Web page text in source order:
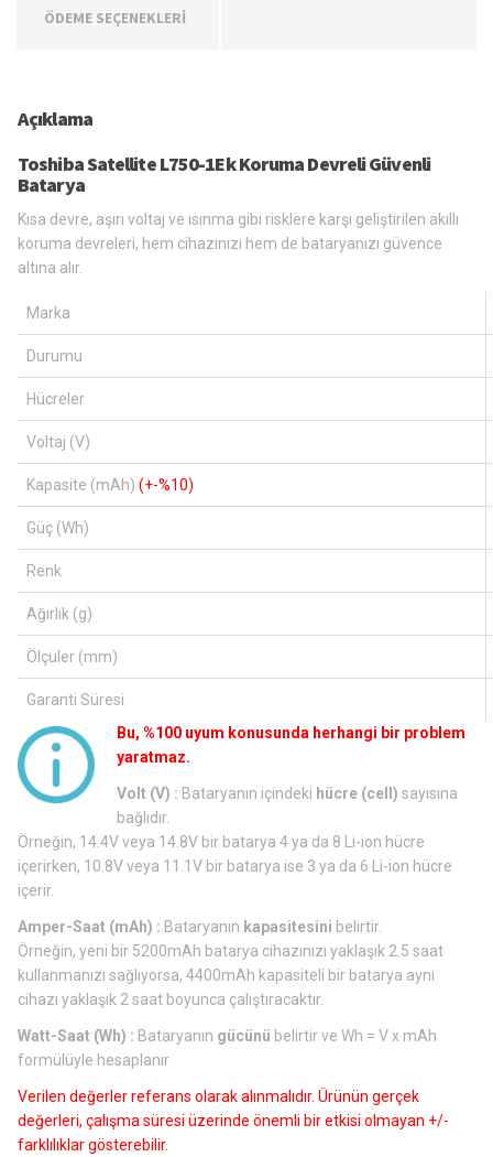
ÖDEME SEÇENEKLERİ
Açıklama
Toshiba Satellite L750-1Ek Koruma Devreli Güvenli
Batarya
Kısa devre, aşırı voltaj ve ısınma gibi risklere karşı geliştirilen akıllı
koruma devreleri, hem cihazınızı hem de bataryanızı güvence
altına alır.
Marka
Durumu
Hücreler
Voltaj (V)
Kapasite (mAh) (+-%10)
Güç (Wh)
Renk
Ağırlık (g)
Ölçüler (mm)
Garanti Süresi
Bu, %100 uyum konusunda herhangi bir problem
yaratmaz.
Volt (V) : Bataryanın içindeki hücre (cell) sayısına
bağlıdır.
Örneğin, 14.4V veya 14.8V bir batarya 4 ya da 8 Li-ion hücre
içerirken, 10.8V veya 11.1V bir batarya ise 3 ya da 6 Li-ion hücre
içerir.
Amper-Saat (mAh) : Bataryanın kapasitesini belirtir.
Örneğin, yeni bir 5200mAh batarya cihazınızı yaklaşık 2.5 saat
kullanmanızı sağlıyorsa, 4400mAh kapasiteli bir batarya aynı
cihazı yaklaşık 2 saat boyunca çalıştıracaktır.
Watt-Saat (Wh) : Bataryanın gücünü belirtir ve Wh = V x mAh
formülüyle hesaplanır
Verilen değerler referans olarak alınmalıdır. Ürünün gerçek
değerleri, çalışma süresi üzerinde önemli bir etkisi olmayan +/-
farklılıklar gösterebilir.